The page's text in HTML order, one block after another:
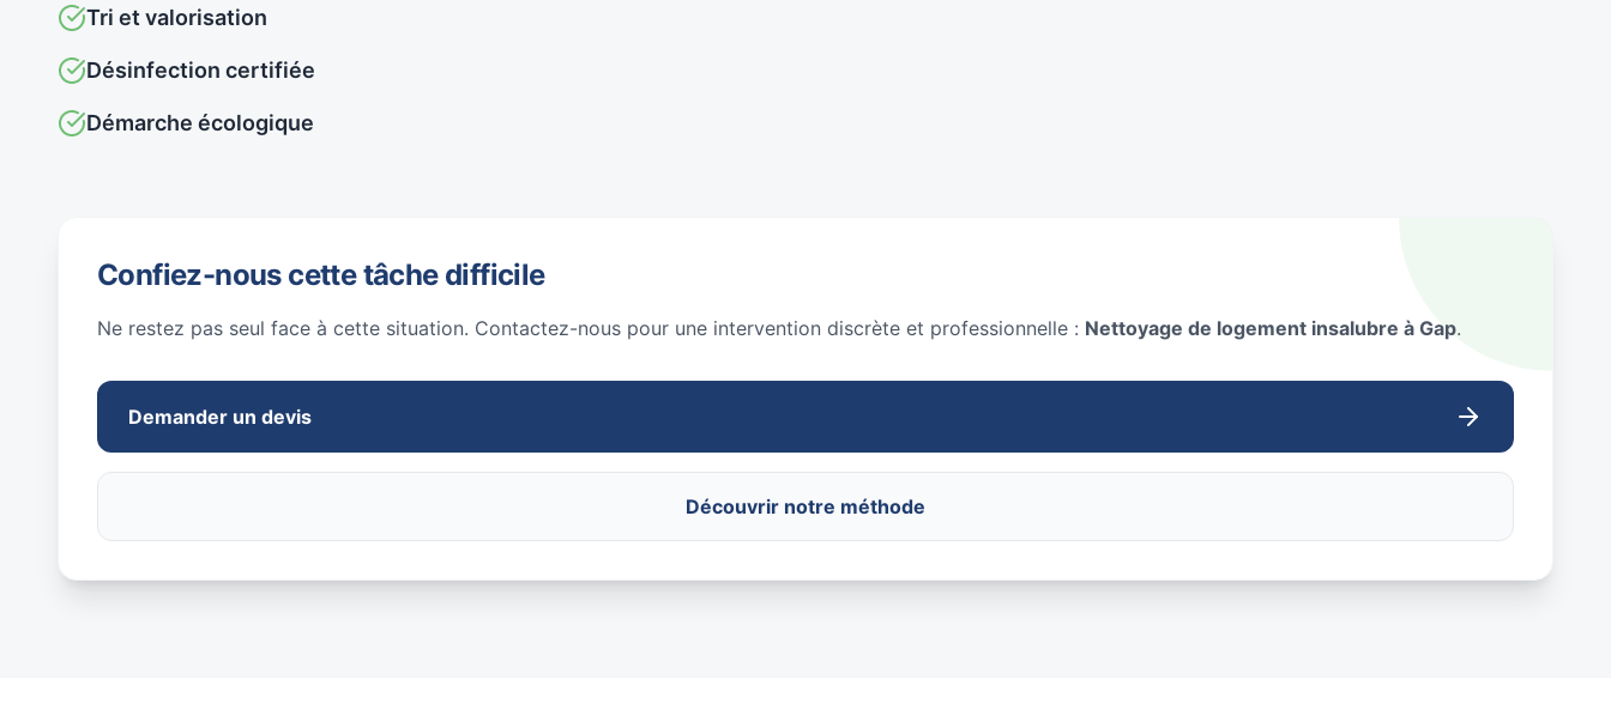
Tri et valorisation
Désinfection certifiée
Démarche écologique
Confiez-nous cette tâche difficile
Ne restez pas seul face à cette situation. Contactez-nous pour une intervention discrète et professionnelle : Nettoyage de logement insalubre à Gap.
Demander un devis
Découvrir notre méthode